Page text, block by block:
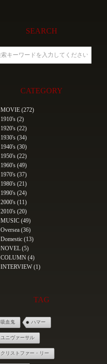
SEARCH
CATEGORY
MOVIE (272)
1910's (2)
1920's (22)
1930's (34)
1940's (30)
1950's (22)
1960's (49)
1970's (37)
1980's (21)
1990's (24)
2000's (11)
2010's (20)
MUSIC (49)
Oversea (36)
Domestic (13)
NOVEL (5)
COLUMN (4)
INTERVIEW (1)
TAG
吸血鬼 ハマー
ユニヴァーサル
クリストファー・リー